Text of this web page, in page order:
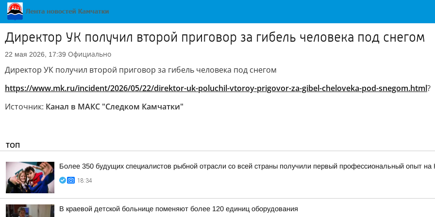
Директор УК получил второй приговор за гибель человека под снегом
22 мая 2026, 17:39 Официально
Директор УК получил второй приговор за гибель человека под снегом
https://www.mk.ru/incident/2026/05/22/direktor-uk-poluchil-vtoroy-prigovor-za-gibel-cheloveka-pod-snegom.html?
Источник: Канал в МАКС "Следком Камчатки"
ТОП
Более 350 будущих специалистов рыбной отрасли со всей страны получили первый профессиональный опыт на
18:34
В краевой детской больнице поменяют более 120 единиц оборудования